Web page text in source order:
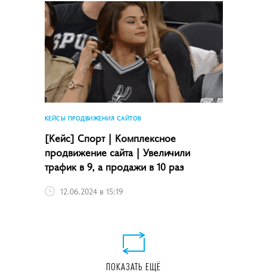
КЕЙСЫ ПРОДВИЖЕНИЯ САЙТОВ
[Кейс] Спорт | Комплексное
продвижение сайта | Увеличили
трафик в 9, а продажи в 10 раз
12.06.2024 в 15:19
ПОКАЗАТЬ ЕЩЁ